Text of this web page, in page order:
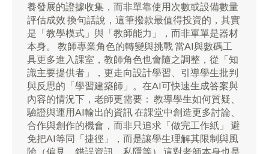
養發展的證據收集，而非單靠使用次數或設備數量
評估成效 換句話說，這筆撥款最值得投資的，其實
是「教學模式」與「教師能力」，而非單單是器材
本身。 教師專業角色的轉變與挑戰 當AI與數碼工
具更多進入課室，教師角色也會隨之調整，從「知
識主要提供者」，更走向設計學習、引導學生批判
與反思的「學習建築師」。在AI可快速生成答案與
內容的情況下，老師更需要： 教導學生如何質疑、
驗證與運用AI輸出的資訊 在課堂中創造更多討論、
合作與創作的機會，而非只追求「做完工作紙」 避
免把AI等同「捷徑」，而是讓學生理解其限制與風
險（偏見、錯誤資訊、私隱等） 這對老師本身也是